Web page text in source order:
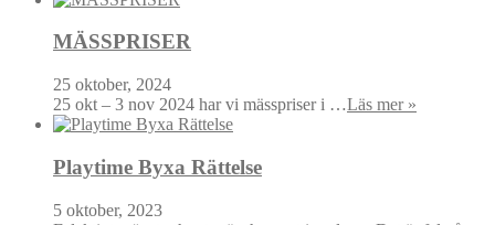
MÄSSPRISER
25 oktober, 2024
25 okt – 3 nov 2024 har vi mässpriser i …Läs mer »
Playtime Byxa Rättelse
5 oktober, 2023